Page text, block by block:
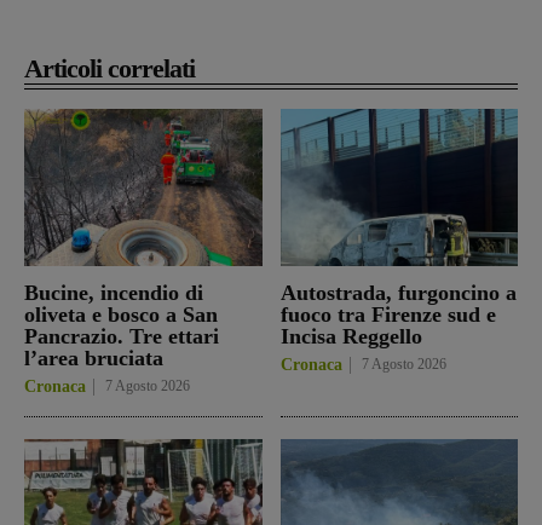
Articoli correlati
Bucine, incendio di
oliveta e bosco a San
Pancrazio. Tre ettari
l’area bruciata
Cronaca 7 Agosto 2026
Autostrada, furgoncino a
fuoco tra Firenze sud e
Incisa Reggello
Cronaca 7 Agosto 2026